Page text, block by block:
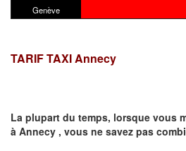
Genève
TARIF TAXI Annecy
La plupart du temps, lorsque vous
à Annecy , vous ne savez pas